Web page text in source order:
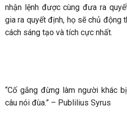
nhận lệnh được cùng đưa ra
gia ra quyết định, họ sẽ chủ động
cách sáng tạo và tích cực nhất.
“Cố gắng đừng làm người khác
câu nói đùa.” – Publilius Syrus